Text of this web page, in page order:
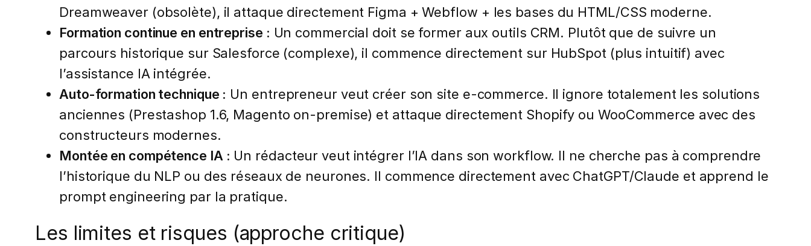
Dreamweaver (obsolète), il attaque directement Figma + Webflow + les bases du HTML/CSS moderne.
Formation continue en entreprise : Un commercial doit se former aux outils CRM. Plutôt que de suivre un
parcours historique sur Salesforce (complexe), il commence directement sur HubSpot (plus intuitif) avec
l’assistance IA intégrée.
Auto-formation technique : Un entrepreneur veut créer son site e-commerce. Il ignore totalement les solutions
anciennes (Prestashop 1.6, Magento on-premise) et attaque directement Shopify ou WooCommerce avec des
constructeurs modernes.
Montée en compétence IA : Un rédacteur veut intégrer l’IA dans son workflow. Il ne cherche pas à comprendre
l’historique du NLP ou des réseaux de neurones. Il commence directement avec ChatGPT/Claude et apprend le
prompt engineering par la pratique.
Les limites et risques (approche critique)